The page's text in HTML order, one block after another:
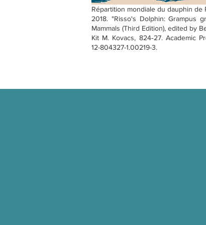
Répartition mondiale du dauphin de
2018. "Risso's Dolphin: Grampus
Mammals (Third Edition), edited by
Kit M. Kovacs, 824‑27. Academic
12-804327-1.00219-3.